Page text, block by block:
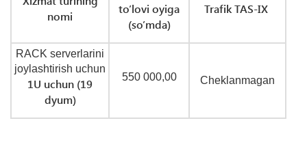
nomi
to’lovi oyiga
(so’mda)
Trafik TAS-IX
RACK serverlarini
joylashtirish uchun
1U uchun (19
dyum)
550 000,00 Cheklanmagan